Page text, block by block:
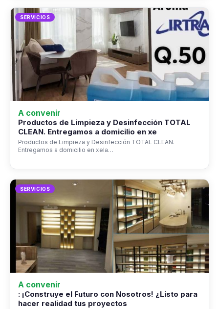
SERVICIOS
A convenir
Productos de Limpieza y Desinfección TOTAL
CLEAN. Entregamos a domicilio en xe
Productos de Limpieza y Desinfección TOTAL CLEAN.
Entregamos a domicilio en xela…
SERVICIOS
A convenir
: ¡Construye el Futuro con Nosotros! ¿Listo para
hacer realidad tus proyectos